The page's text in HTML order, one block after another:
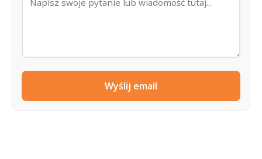
Wyślij email